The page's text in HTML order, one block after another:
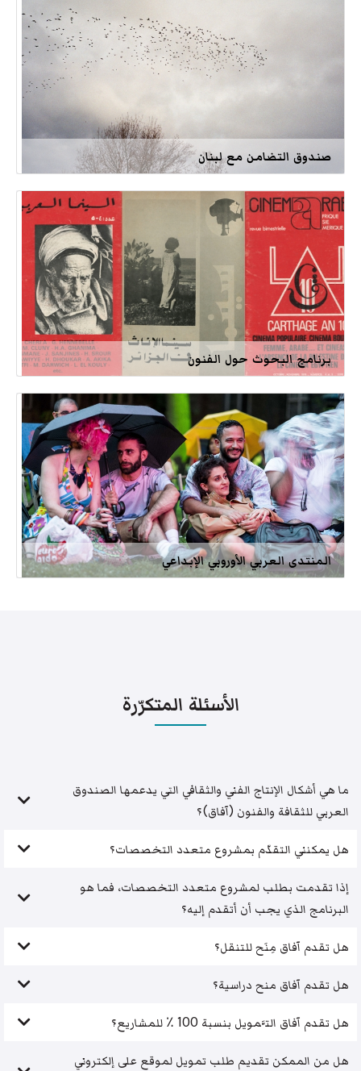
صندوق التضامن مع لبنان
برنامج البحوث حول الفنون
المنتدى العربي الأوروبي الإبداعي
الأسئلة المتكرّرة
ما هي أشكال الإنتاج الفني والثقافي التي يدعمها الصندوق
العربي للثقافة والفنون (آفاق)؟
هل يمكنني التقدّم بمشروع متعدد التخصصات؟
إذا تقدمت بطلب لمشروع متعدد التخصصات، فما هو
البرنامج الذي يجب أن أتقدم إليه؟
هل تقدم آفاق مِنَح للتنقل؟
هل تقدم آفاق منح دراسية؟
هل تقدم آفاق التَّمويل بنسبة 100 ٪ للمشاريع؟
هل من الممكن تقديم طلب تمويل لموقع على إلكتروني